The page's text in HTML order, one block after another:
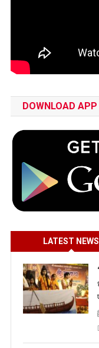
DOWNLOAD APP
LATEST NEWS